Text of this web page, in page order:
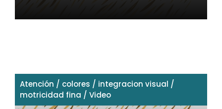
Atención / colores / integracion visual /
motricidad fina / Video